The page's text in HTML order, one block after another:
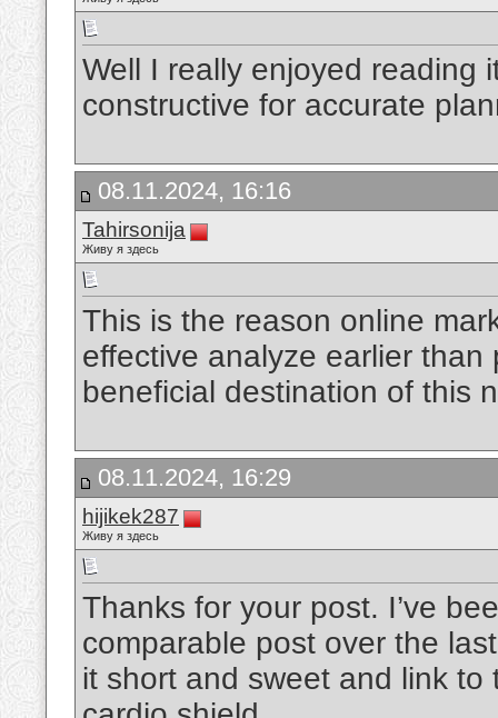
Well I really enjoyed reading
constructive for accurate
08.11.2024, 16:16
Tahirsonija
Живу я здесь
This is the reason online
effective analyze earlier
beneficial destination of this
08.11.2024, 16:29
hijikek287
Живу я здесь
Thanks for your post. I’ve
comparable post over the
it short and sweet and link